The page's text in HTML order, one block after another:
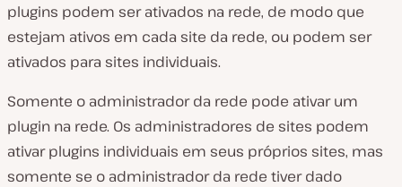
plugins podem ser ativados na rede, de modo que
estejam ativos em cada site da rede, ou podem ser
ativados para sites individuais.
Somente o administrador da rede pode ativar um
plugin na rede. Os administradores de sites podem
ativar plugins individuais em seus próprios sites, mas
somente se o administrador da rede tiver dado